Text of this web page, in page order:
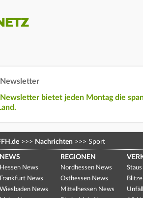
bietet jeden Montag die
>>> Nachrichten >>> Sport
NEWS
Hessen News
Frankfurt News
Wiesbaden News
REGIONEN
Nordhessen News
Osthessen News
Mittelhessen News